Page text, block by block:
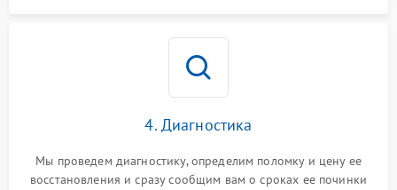
4. Диагностика
Мы проведем диагностику, определим поломку и цену ее
восстановления и сразу сообщим вам о сроках ее починки